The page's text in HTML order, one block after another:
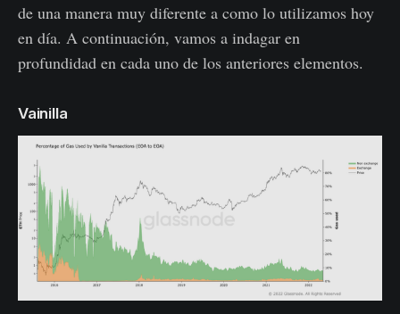
de una manera muy diferente a como lo utilizamos hoy
en día. A continuación, vamos a indagar en
profundidad en cada uno de los anteriores elementos.
Vainilla